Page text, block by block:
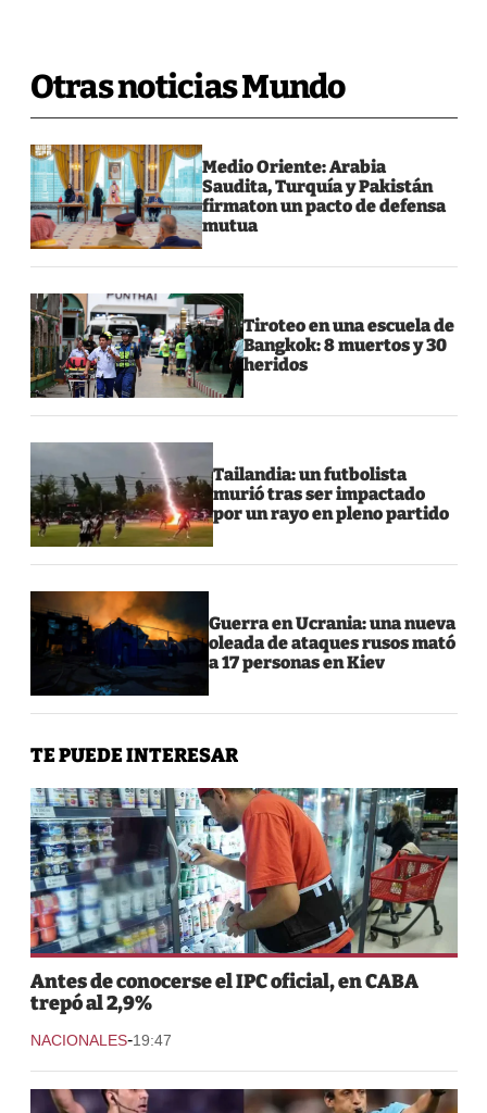
Otras noticias Mundo
Medio Oriente: Arabia
Saudita, Turquía y Pakistán
firmaton un pacto de defensa
mutua
Tiroteo en una escuela de
Bangkok: 8 muertos y 30
heridos
Tailandia: un futbolista
murió tras ser impactado
por un rayo en pleno partido
Guerra en Ucrania: una nueva
oleada de ataques rusos mató
a 17 personas en Kiev
TE PUEDE INTERESAR
Antes de conocerse el IPC oficial, en CABA
trepó al 2,9%
NACIONALES-19:47